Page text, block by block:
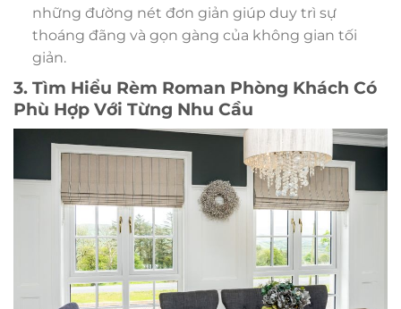
những đường nét đơn giản giúp duy trì sự
thoáng đãng và gọn gàng của không gian tối
giản.
3. Tìm Hiểu Rèm Roman Phòng Khách Có
Phù Hợp Với Từng Nhu Cầu